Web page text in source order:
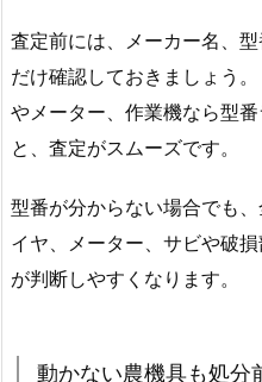
査定前には、メーカー名、
だけ確認しておきましょう
やメーター、作業機なら型
と、査定がスムーズです。
型番が分からない場合でも
イヤ、メーター、サビや破
が判断しやすくなります。
動かない農機具も処分